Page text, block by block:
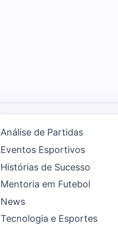
Análise de Partidas
Eventos Esportivos
Histórias de Sucesso
Mentoria em Futebol
News
Tecnologia e Esportes